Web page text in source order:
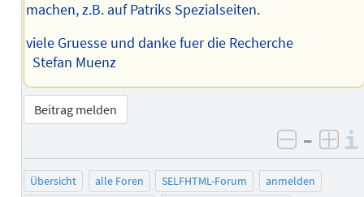
machen, z.B. auf Patriks Spezialseiten.
viele Gruesse und danke fuer die Recherche
Stefan Muenz
Beitrag melden
negativ
–
Übersicht alle Foren SELFHTML-Forum
anmelden